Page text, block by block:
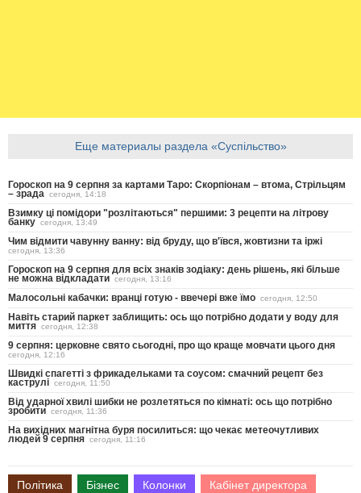
Еще материалы раздела «Суспільство»
Гороскоп на 9 серпня за картами Таро: Скорпіонам – втома, Стрільцям
– зрада сегодня, 14:18
Взимку ці помідори "розлітаються" першими: 3 рецепти на літрову
банку сегодня, 13:49
Чим відмити чавунну ванну: від бруду, що в'ївся, жовтизни та іржі
сегодня, 13:36
Гороскоп на 9 серпня для всіх знаків зодіаку: день рішень, які більше
не можна відкладати сегодня, 13:16
Малосольні кабачки: вранці готую - ввечері вже їмо сегодня, 12:50
Навіть старий паркет заблищить: ось що потрібно додати у воду для
миття сегодня, 12:38
9 серпня: церковне свято сьогодні, про що краще мовчати цього дня
сегодня, 12:16
Швидкі спагетті з фрикадельками та соусом: смачний рецепт без
каструлі сегодня, 11:50
Від ударної хвилі шибки не розлетяться по кімнаті: ось що потрібно
зробити сегодня, 11:36
На вихідних магнітна буря посилиться: що чекає метеочутливих
людей 9 серпня сегодня, 11:16
Політика Бізнес Колонки Кабінет директора